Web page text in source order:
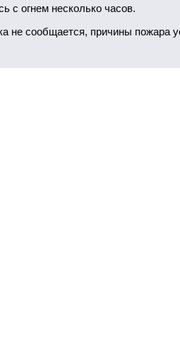
с огнем несколько часов.
не сообщается, причины пожара